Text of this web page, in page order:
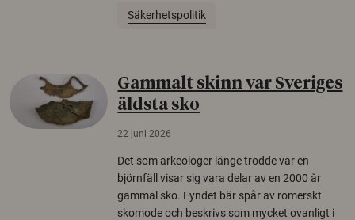
Säkerhetspolitik
Gammalt skinn var Sveriges
äldsta sko
22 juni 2026
Det som arkeologer länge trodde var en
björnfäll visar sig vara delar av en 2000 år
gammal sko. Fyndet bär spår av romerskt
skomode och beskrivs som mycket ovanligt i